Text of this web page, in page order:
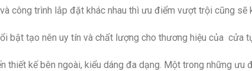
công trình lắp đặt khác nhau thì ưu điểm vượt trội cũng sẽ
bật tạo nên uy tín và chất lượng cho thương hiệu của cửa
thiết kế bên ngoài, kiểu dáng đa dạng. Một trong những